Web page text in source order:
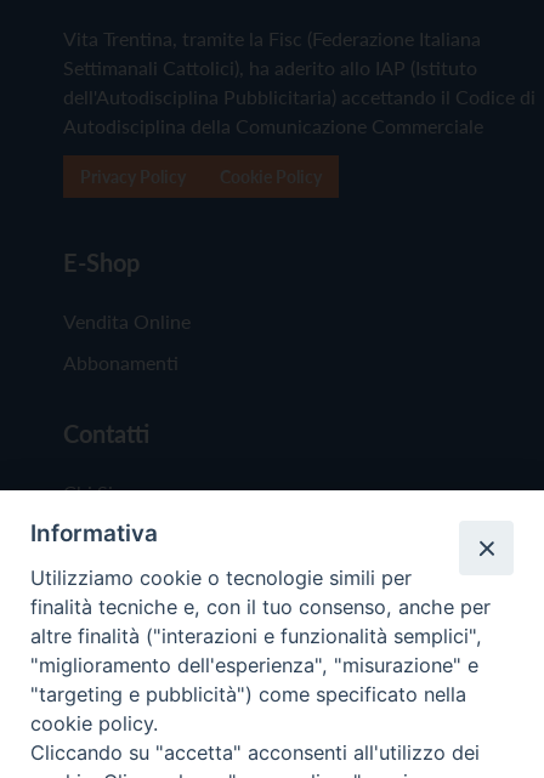
Vita Trentina, tramite la Fisc (Federazione Italiana
Settimanali Cattolici), ha aderito allo IAP (Istituto
dell'Autodisciplina Pubblicitaria) accettando il Codice di
Autodisciplina della Comunicazione Commerciale
E-Shop
Vendita Online
Abbonamenti
Contatti
Chi Siamo
Redazione
Scrivici
Copyright © 2019 - Tutti i diritti riservati - Vita
Trentina Editrice
Informativa
Utilizziamo cookie o tecnologie simili per
finalità tecniche e, con il tuo consenso, anche per
altre finalità ("interazioni e funzionalità semplici",
"miglioramento dell'esperienza", "misurazione" e
"targeting e pubblicità") come specificato nella
cookie policy.
Cliccando su "accetta" acconsenti all'utilizzo dei